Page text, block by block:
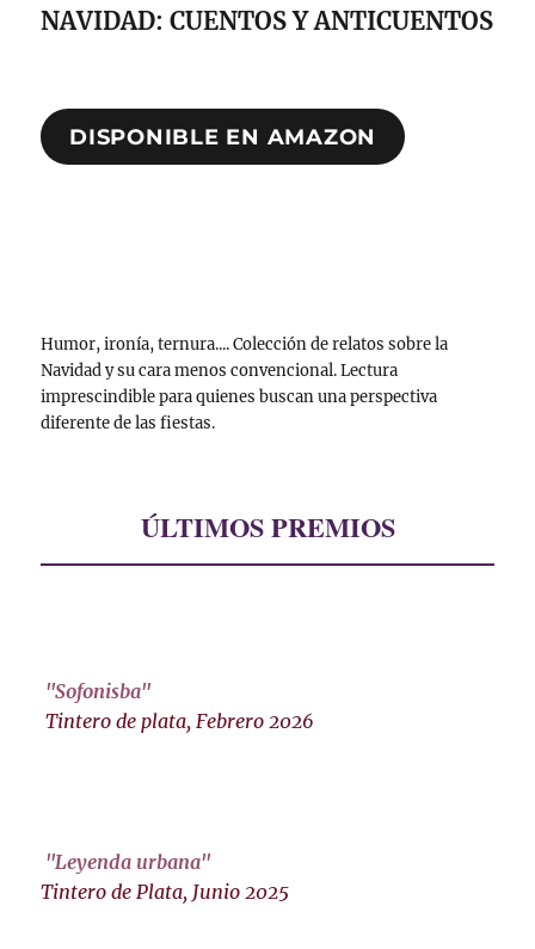
NAVIDAD: CUENTOS Y ANTICUENTOS
DISPONIBLE EN AMAZON
Humor, ironía, ternura.... Colección de relatos sobre la
Navidad y su cara menos convencional. Lectura
imprescindible para quienes buscan una perspectiva
diferente de las fiestas.
ÚLTIMOS PREMIOS
"Sofonisba"
Tintero de plata, Febrero 2026
"Leyenda urbana"
Tintero de Plata, Junio 2025